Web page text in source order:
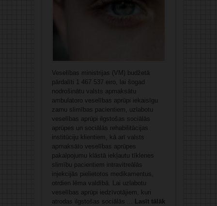
Veselības ministrijas (VM) budžetā
pārdalīti 1 467 537 eiro, lai šogad
nodrošinātu valsts apmaksātu
ambulatoro veselības aprūpi iekaisīgu
zarnu slimības pacientiem, uzlabotu
veselības aprūpi ilgstošas sociālās
aprūpes un sociālās rehabilitācijas
institūciju klientiem, kā arī valsts
apmaksāto veselības aprūpes
pakalpojumu klāstā iekļautu tīklenes
slimību pacientiem intravitreālās
injekcijās pielietotos medikamentus,
otrdien lēma valdībā. Lai uzlabotu
veselības aprūpi iedzīvotājiem, kuri
atrodas ilgstošas sociālās ... Lasīt tālāk